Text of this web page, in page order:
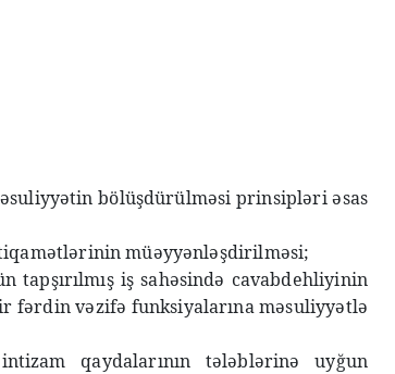
bölüşdürülməsi prinsipləri əsas
müəyyənləşdirilməsi;
iş sahəsində cavabdehliyinin
fərdin vəzifə funksiyalarına məsuliyyətlə
qaydalarının tələblərinə uyğun